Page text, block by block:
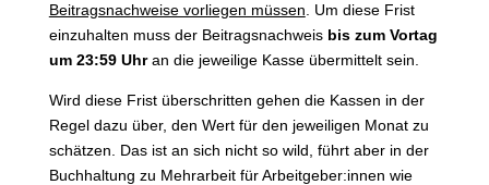
Beitragsnachweise vorliegen müssen . Um diese Frist
einzuhalten muss der Beitragsnachweis bis zum Vortag
um 23:59 Uhran die jeweilige Kasse übermittelt sein.
Wird diese Frist überschritten gehen die Kassen in der
Regel dazu über, den Wert für den jeweiligen Monat zu
schätzen. Das ist an sich nicht so wild, führt aber in der
Buchhaltung zu Mehrarbeit für Arbeitgeber:innen wie